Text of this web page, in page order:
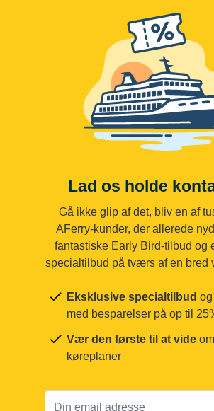
Lad os holde
Gå ikke glip af det, bliv en af
AFerry-kunder, der allerede
fantastiske Early Bird-tilbud og
specialtilbud på tværs af en bred
Eksklusive specialtilbud
med besparelser på op til
Vær den første til at vide
køreplaner